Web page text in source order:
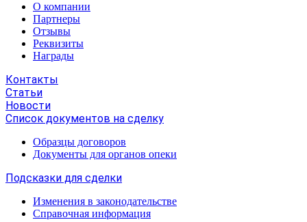
О компании
Партнеры
Отзывы
Реквизиты
Награды
Контакты
Статьи
Новости
Список документов на сделку
Образцы договоров
Документы для органов опеки
Подсказки для сделки
Изменения в законодательстве
Справочная информация